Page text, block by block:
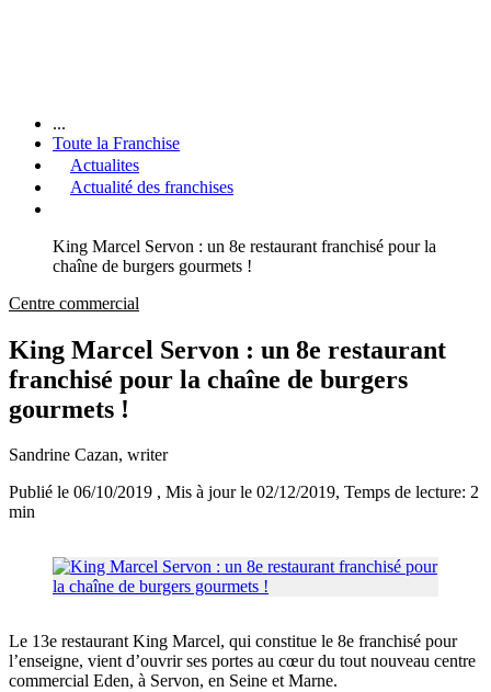
...
Toute la Franchise
Actualites
Actualité des franchises
King Marcel Servon : un 8e restaurant franchisé pour la
chaîne de burgers gourmets !
Centre commercial
King Marcel Servon : un 8e restaurant
franchisé pour la chaîne de burgers
gourmets !
Sandrine Cazan, writer
Publié le 06/10/2019 , Mis à jour le 02/12/2019, Temps de lecture: 2
min
Le 13e restaurant King Marcel, qui constitue le 8e franchisé pour
l’enseigne, vient d’ouvrir ses portes au cœur du tout nouveau centre
commercial Eden, à Servon, en Seine et Marne.